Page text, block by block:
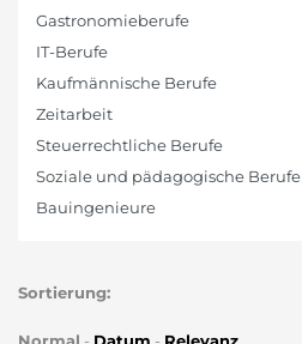
Gastronomieberufe
IT-Berufe
Kaufmännische Berufe
Zeitarbeit
Steuerrechtliche Berufe
Soziale und pädagogische Berufe
Bauingenieure
Sortierung: